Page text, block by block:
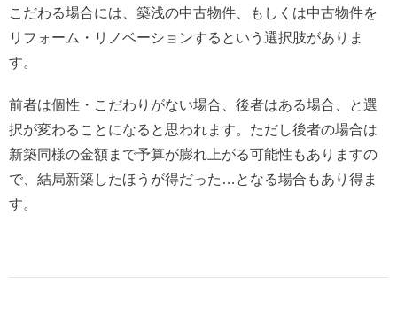
こだわる場合には、築浅の中古物件、もしくは中古物件を
リフォーム・リノベーションするという選択肢がありま
す。
前者は個性・こだわりがない場合、後者はある場合、と選
択が変わることになると思われます。ただし後者の場合は
新築同様の金額まで予算が膨れ上がる可能性もありますの
で、結局新築したほうが得だった…となる場合もあり得ま
す。